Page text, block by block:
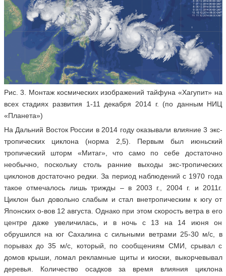
Рис. 3. Монтаж космических изображений тайфуна «Хагупит» на
всех стадиях развития 1-11 декабря 2014 г. (по данным НИЦ
«Планета»)
На Дальний Восток России в 2014 году оказывали влияние 3 экс-
тропических циклона (норма 2,5). Первым был июньский
тропический шторм «Митаг», что само по себе достаточно
необычно, поскольку столь ранние выходы экс-тропических
циклонов достаточно редки. За период наблюдений с 1970 года
такое отмечалось лишь трижды – в 2003 г., 2004 г. и 2011г.
Циклон был довольно слабым и стал внетропическим к югу от
Японских о-вов 12 августа. Однако при этом скорость ветра в его
центре даже увеличилась, и в ночь с 13 на 14 июня он
обрушился на юг Сахалина с сильными ветрами 25-30 м/с, в
порывах до 35 м/с, который, по сообщениям СМИ, срывал с
домов крыши, ломал рекламные щиты и киоски, выкорчевывал
деревья. Количество осадков за время влияния циклона